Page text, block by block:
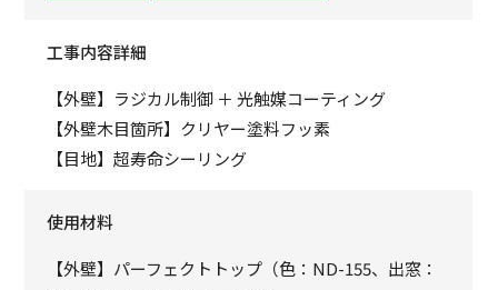
工事内容詳細
【外壁】ラジカル制御 ＋ 光触媒コーティング
【外壁木目箇所】クリヤー塗料フッ素
【目地】超寿命シーリング
使用材料
【外壁】パーフェクトトップ（色：ND-155、出窓：